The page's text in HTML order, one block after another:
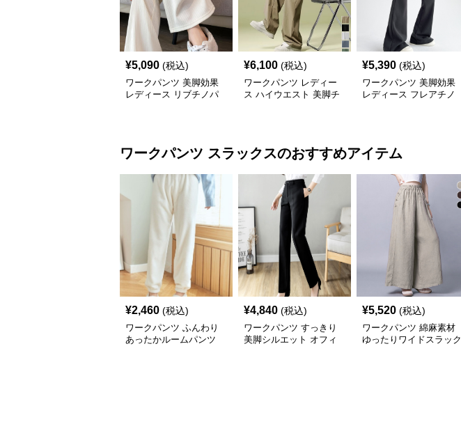
¥5,090 (税込)
ワークパンツ 美脚効果
レディース リブチノパ
¥6,100 (税込)
ワークパンツ レディー
ス ハイウエスト 美脚チ
¥5,390 (税込)
ワークパンツ 美脚効果
レディース フレアチノ
ワークパンツ スラックスのおすすめアイテム
¥2,460 (税込)
ワークパンツ ふんわり
あったかルームパンツ
¥4,840 (税込)
ワークパンツ すっきり
美脚シルエット オフィ
¥5,520 (税込)
ワークパンツ 綿麻素材
ゆったりワイドスラック